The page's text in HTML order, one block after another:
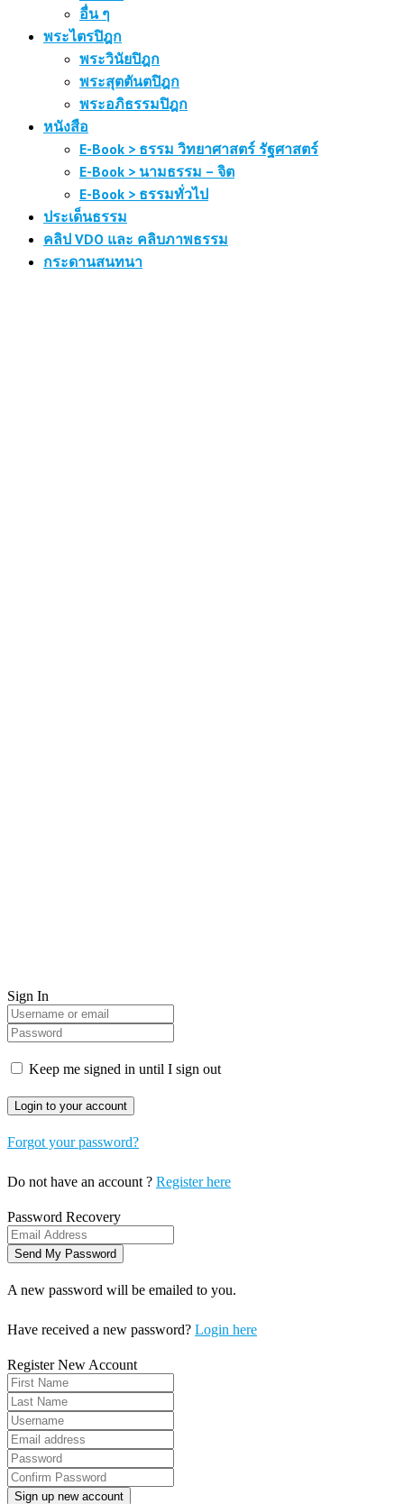
อื่น ๆ
พระไตรปิฎก
พระวินัยปิฎก
พระสุตตันตปิฎก
พระอภิธรรมปิฎก
หนังสือ
E-Book > ธรรม วิทยาศาสตร์ รัฐศาสตร์
E-Book > นามธรรม – จิต
E-Book > ธรรมทั่วไป
ประเด็นธรรม
คลิป VDO และ คลิบภาพธรรม
กระดานสนทนา
Sign In
Keep me signed in until I sign out
Forgot your password?
Do not have an account ? Register here
Password Recovery
A new password will be emailed to you.
Have received a new password? Login here
Register New Account